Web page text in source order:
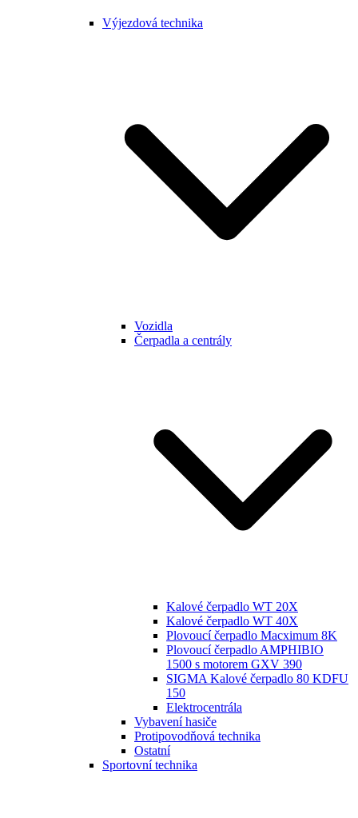
Výjezdová technika
Vozidla
Čerpadla a centrály
Kalové čerpadlo WT 20X
Kalové čerpadlo WT 40X
Plovoucí čerpadlo Macximum 8K
Plovoucí čerpadlo AMPHIBIO
1500 s motorem GXV 390
SIGMA Kalové čerpadlo 80 KDFU
150
Elektrocentrála
Vybavení hasiče
Protipovodňová technika
Ostatní
Sportovní technika